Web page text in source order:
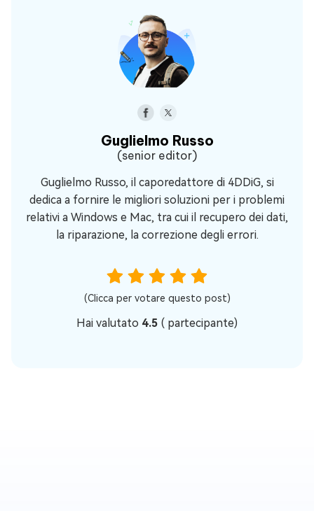
Guglielmo Russo
(senior editor)
Guglielmo Russo, il caporedattore di 4DDiG, si
dedica a fornire le migliori soluzioni per i problemi
relativi a Windows e Mac, tra cui il recupero dei dati,
la riparazione, la correzione degli errori.
(Clicca per votare questo post)
Hai valutato 4.5 ( partecipante)